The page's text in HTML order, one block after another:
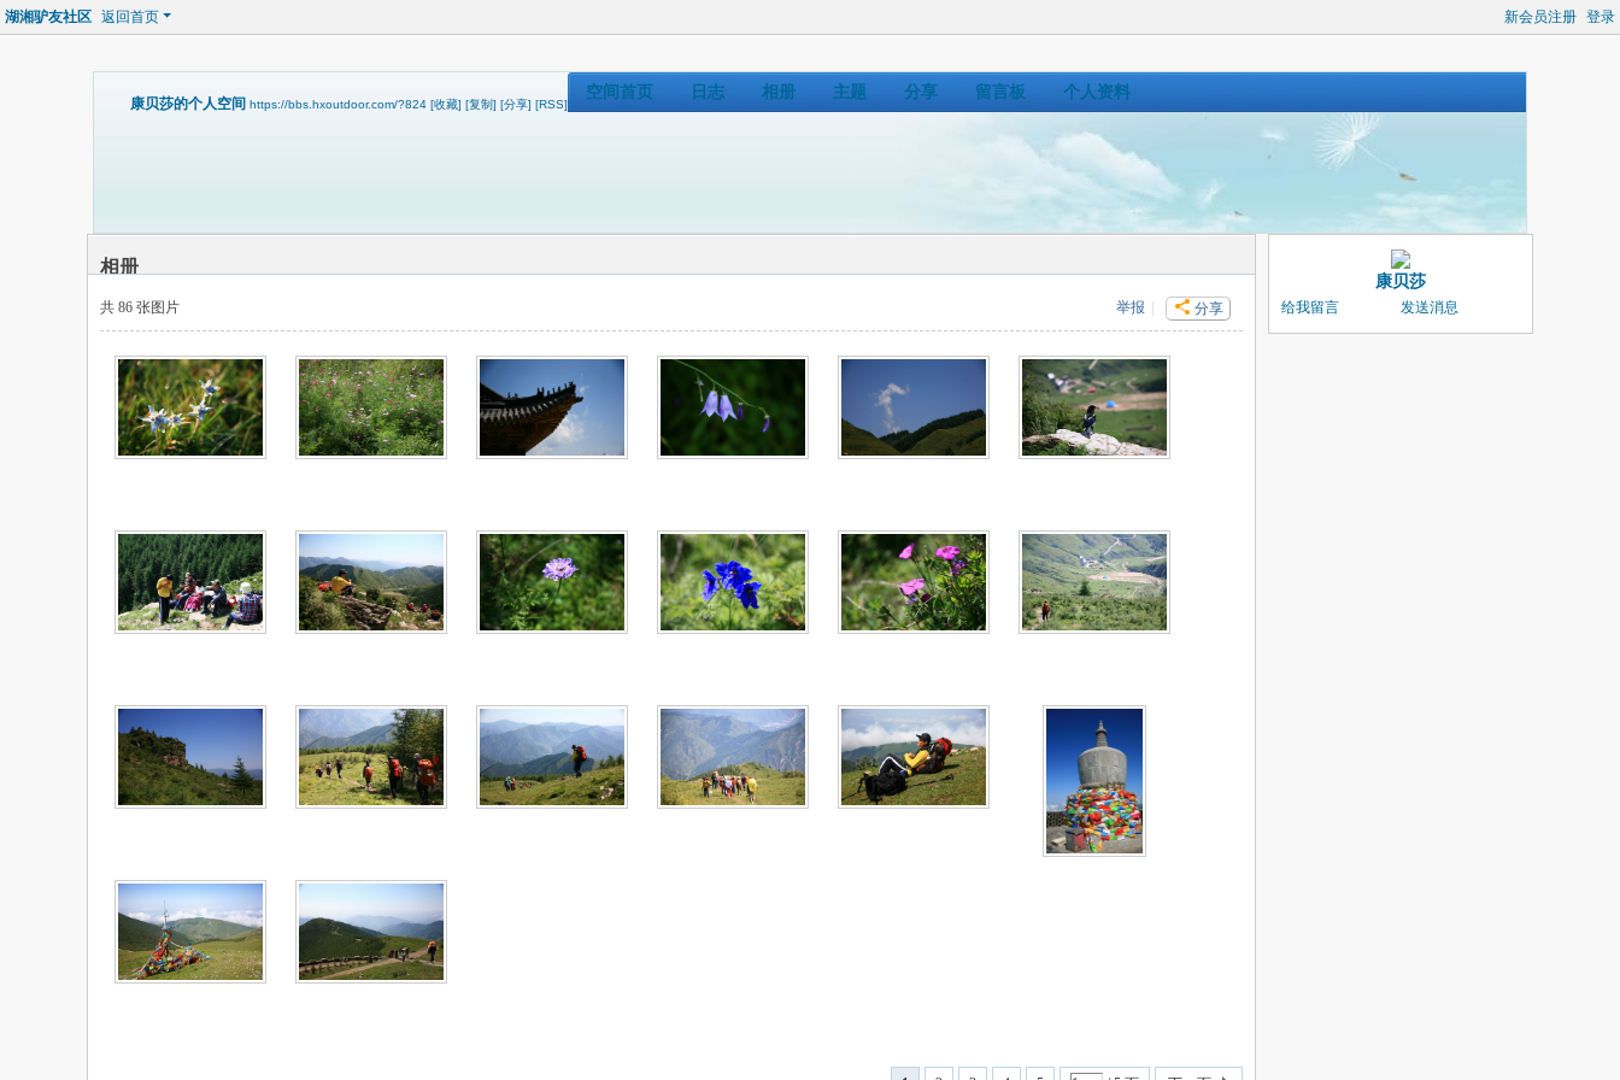
新会员注册 登录
湖湘驴友社区 返回首页
康贝莎的个人空间 https://bbs.hxoutdoor.com/?824 [收藏] [复制] [分享] [RSS]
空间首页 日志 相册 主题 分享 留言板 个人资料
相册
分享
举报
共 86 张图片
康贝莎
给我留言 发送消息